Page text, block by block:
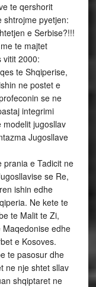
te qershorit
shtrojme pyetjen:
e Serbise?!!!
te majtet
vitit 2000:
te Shqiperise,
ne postet e
se ne
integrimi
jugosllav
Jugosllave
prania e Tadicit ne
se Re,
ishin edhe
Ne kete te
te Malit te Zi,
edhe
e Kosoves.
te pasosur dhe
ne nje shtet sllav
shqiptaret ne